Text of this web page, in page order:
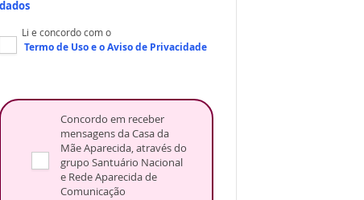
dados
Li e concordo com o
Termo de Usoe oAviso de Privacidade
Concordo em receber
mensagens da Casa da
Mãe Aparecida, através do
grupo Santuário Nacional
e Rede Aparecida de
Comunicação